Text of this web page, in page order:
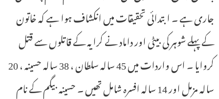
جاری ہے ۔ ابتدائی تحقیقات میں انکشاف ہوا ہے کہ خاتون
کے پہلے شوہر کی بیٹی اور داماد نے کرایہ کے قاتلوں سے قتل
کروایا ۔ اس واردات میں 45 سالہ سلطان ، 38 سالہ حسینہ ، 20
سالہ مزمل اور 14 سالہ افسرہ شامل تھیں ۔ حسینہ بیگم کے نام